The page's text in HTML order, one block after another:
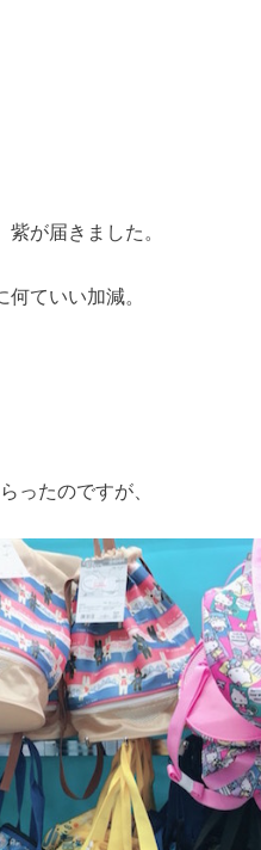
が届きました。
ていい加減。
ったのですが、